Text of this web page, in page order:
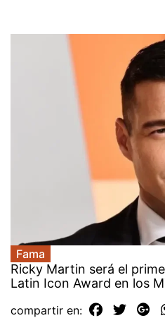
Fama
Ricky Martin será el
Latin Icon Award en los
compartir en: